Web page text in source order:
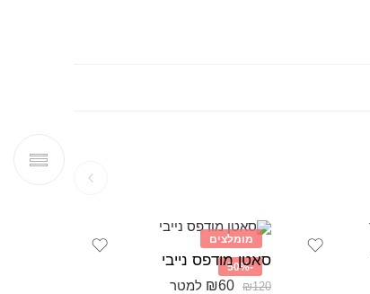
מומלצים
-50%
סאטן מודפס נייבי
₪120
₪60 למטר